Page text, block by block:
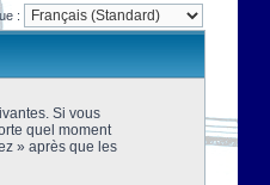
:
Si vous
quel moment
» après que les